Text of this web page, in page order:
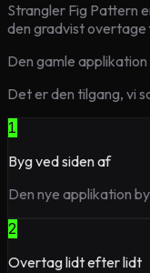
Strangler Fig Pattern
den gradvist
Den gamle
Det er den tilgang, vi
1
Byg ved siden af
Den nye applikation
2
Overtag lidt efter lidt